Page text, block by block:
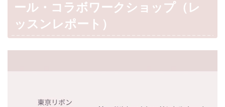
ール・コラボワークショップ（レ
ッスンレポート）